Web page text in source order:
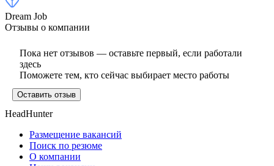
Dream Job
Отзывы о компании
Пока нет отзывов — оставьте первый, если работали
здесь
Поможете тем, кто сейчас выбирает место работы
Оставить отзыв
HeadHunter
Размещение вакансий
Поиск по резюме
О компании